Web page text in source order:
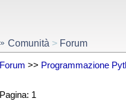
Comunità > Forum
Forum >> Programmazione
Pagina: 1